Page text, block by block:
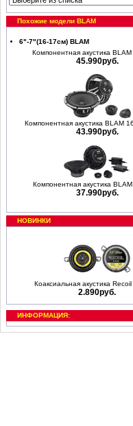
Похожие модели BLAM
6"-7"(16-17см) BLAM
Компонентная акустика
45.990руб.
Компонентная акустика BLAM
43.990руб.
Компонентная акустика
37.990руб.
НОВИНКИ
Коаксиальная акустика
2.890руб.
ИНФОРМАЦИЯ: